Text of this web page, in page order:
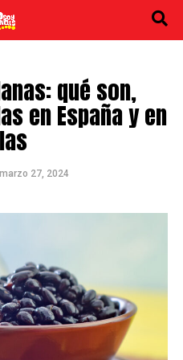
qué son,
en España y en
marzo 27, 2024